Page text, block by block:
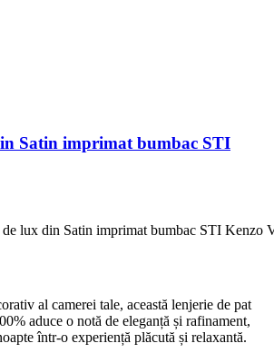
Satin imprimat bumbac STI
lux din Satin imprimat bumbac STI Kenzo
al camerei tale, această lenjerie de pat
aduce o notă de eleganță și rafinament,
într-o experiență plăcută și relaxantă.